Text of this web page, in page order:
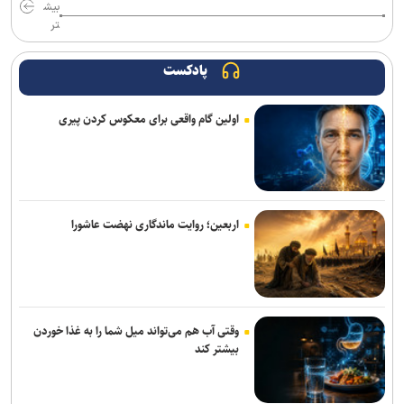
آراسته به نساجی پیوست
اعلام شماره پیراهن بازیکنان پرسپولیس برای لیگ بیست‌وششم
مسابقات دوومیدانی بلاروس| کسب ۶ مدال توسط ملی‌پوشان ایران
عیسی‌لو به چادرملو اردکان پیوست
تکواندو هانمادانگ ۲۰۲۶| پایان کار نمایندگان ایران با کسب ۲۶ مدال
رسمی؛ عالیشاه به گل‌گهر پیوست
ربیعی سرمربی شاهین بندرعامری شد
اعلام اسامی نامزدهای تایید صلاحیت شده ریاست فدراسیون بدنسازی و
پرورش اندام/ حضور عضو هیات مدیره پرسپولیس
کلباسی به چادرملو پیوست
بیش
تر
پادکست
اولین گام واقعی برای معکوس کردن پیری
اربعین؛ روایت ماندگاری نهضت عاشورا
وقتی آب هم می‌تواند میل شما را به غذا خوردن
بیشتر کند